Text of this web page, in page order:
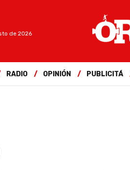
de 2026
RADIO OPINIÓN PUBLICITÁ